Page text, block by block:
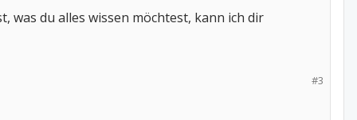
was du alles wissen möchtest, kann ich dir
#3